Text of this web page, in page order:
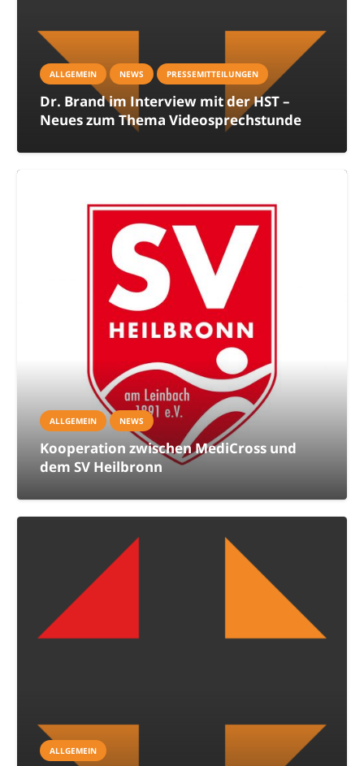
ALLGEMEIN NEWS PRESSEMITTEILUNGEN
Dr. Brand im Interview mit der HST –
Neues zum Thema Videosprechstunde
ALLGEMEIN NEWS
Kooperation zwischen MediCross und
dem SV Heilbronn
ALLGEMEIN